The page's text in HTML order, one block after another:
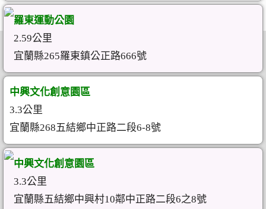
羅東運動公園
2.59公里
宜蘭縣265羅東鎮公正路666號
中興文化創意園區
3.3公里
宜蘭縣268五結鄉中正路二段6-8號
中興文化創意園區
3.3公里
宜蘭縣五結鄉中興村10鄰中正路二段6之8號